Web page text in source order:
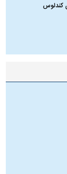
کندلوس